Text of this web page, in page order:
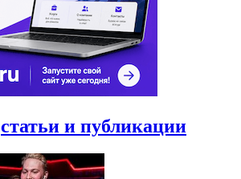
статьи и публикации